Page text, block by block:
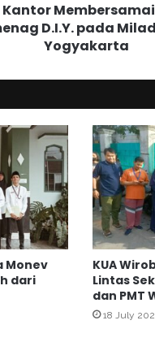
Kantor
D.I.Y. pada
Yogyakarta
Monev
dari
KUA
Lintas
dan PMT
18 July